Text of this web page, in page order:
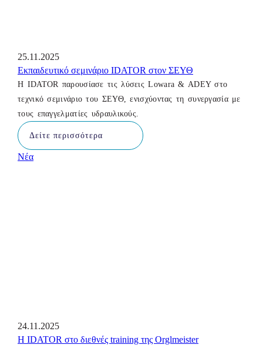
25.11.2025
Εκπαιδευτικό σεμινάριο IDATOR στον ΣΕΥΘ
Η IDATOR παρουσίασε τις λύσεις Lowara & ADEY στο
τεχνικό σεμινάριο του ΣΕΥΘ, ενισχύοντας τη συνεργασία με
τους επαγγελματίες υδραυλικούς.
Δείτε περισσότερα
Νέα
24.11.2025
Η IDATOR στο διεθνές training της Orglmeister